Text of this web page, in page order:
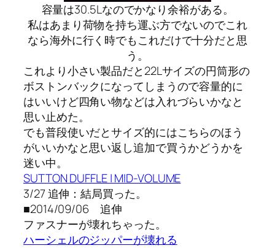
容量は30.5Lなのでかなり余裕がある。
私はあまり荷物を持ち運ぶ方でないのでこれ
なら海外に行く時でもこれだけで十分だと思
う。
これより小さい製品だと22Lサイズの円筒形の
ボストンバックになってしまうので容量的に
はいいけど四角い物などは入れづらいかなと
思い止めた。
でも普段使いだとサイズ的にはこちらのほう
がいいかなと思い返し追加で買うかどうかを
迷い中。
SUTTON DUFFLE | MID-VOLUME
3/27 追伸：結局買った。
■2014/09/06 追伸
ファスナーが壊れちゃった。
ハーシェルのジッパーが壊れる